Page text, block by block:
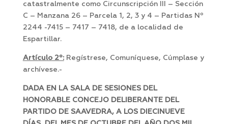
catastralmente como Circunscripción III – Sección
C – Manzana 26 – Parcela 1, 2, 3 y 4 – Partidas Nº
2244 -7415 – 7417 – 7418, de a localidad de
Espartillar.
Artículo 2º:Regístrese, Comuníquese, Cúmplase y
archívese.-
DADA EN LA SALA DE SESIONES DEL
HONORABLE CONCEJO DELIBERANTE DEL
PARTIDO DE SAAVEDRA, A LOS DIECINUEVE